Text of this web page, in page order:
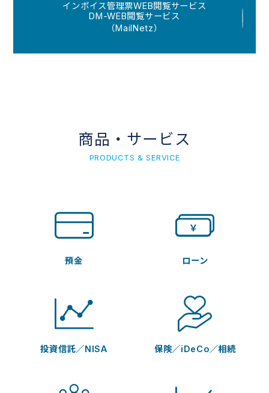
インボイス管理票WEB閲覧サービス
DM-WEB閲覧サービス
（MailNetz）
商品・サービス
PRODUCTS & SERVICE
預金 ローン
投資信託／NISA 保険／iDeCo／相続